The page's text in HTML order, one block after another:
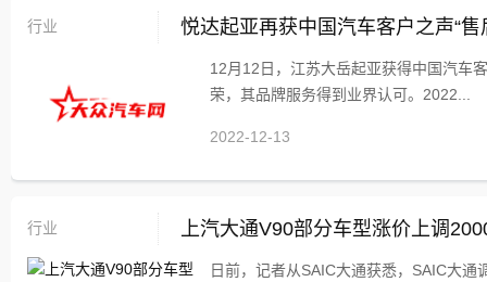
行业 悦达起亚再获中国汽车客户之声“
12月12日，江苏大岳起亚获得中国汽车
荣，其品牌服务得到业界认可。2022...
2022-12-13
行业 上汽大通V90部分车型涨价上调
日前，记者从SAIC大通获悉，SAIC大